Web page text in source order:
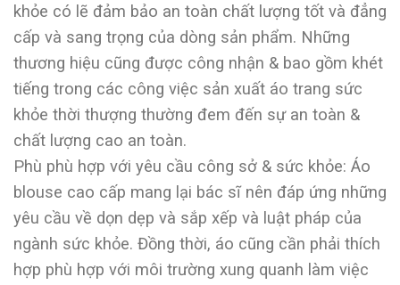
khỏe có lẽ đảm bảo an toàn chất lượng tốt và đẳng
cấp và sang trọng của dòng sản phẩm. Những
thương hiệu cũng được công nhận & bao gồm khét
tiếng trong các công việc sản xuất áo trang sức
khỏe thời thượng thường đem đến sự an toàn &
chất lượng cao an toàn.
Phù phù hợp với yêu cầu công sở & sức khỏe: Áo
blouse cao cấp mang lại bác sĩ nên đáp ứng những
yêu cầu về dọn dẹp và sắp xếp và luật pháp của
ngành sức khỏe. Đồng thời, áo cũng cần phải thích
hợp phù hợp với môi trường xung quanh làm việc